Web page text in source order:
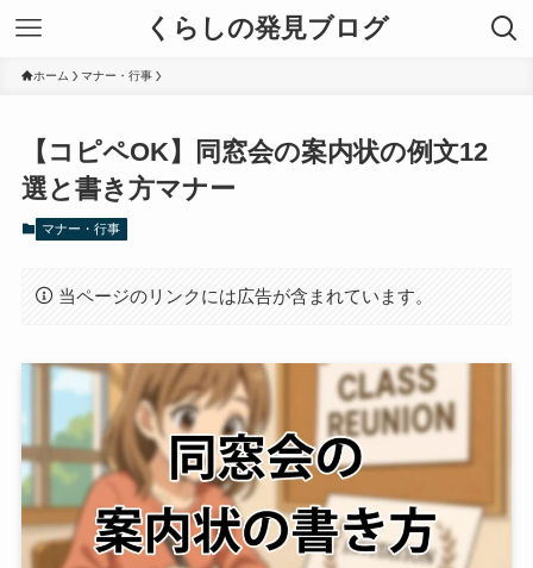
くらしの発見ブログ
ホーム マナー・行事
【コピペOK】同窓会の案内状の例文12
選と書き方マナー
マナー・行事
当ページのリンクには広告が含まれています。